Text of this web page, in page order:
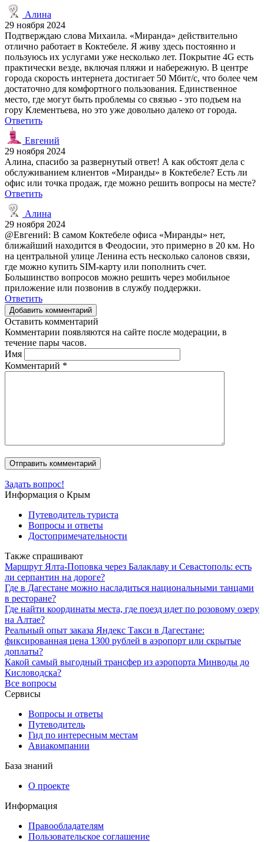
Алина
29 ноября 2024
Подтверждаю слова Михаила. «Миранда» действительно
отлично работает в Коктебеле. Я живу здесь постоянно и
пользуюсь их услугами уже несколько лет. Покрытие 4G есть
практически везде, включая пляжи и набережную. В центре
города скорость интернета достигает 50 Мбит/с, что более чем
достаточно для комфортного пользования. Единственное
место, где могут быть проблемы со связью - это подъем на
гору Клементьева, но это уже довольно далеко от города.
Ответить
Евгений
29 ноября 2024
Алина, спасибо за развернутый ответ! А как обстоят дела с
обслуживанием клиентов «Миранды» в Коктебеле? Есть ли
офис или точка продаж, где можно решить вопросы на месте?
Ответить
Алина
29 ноября 2024
@Евгений: В самом Коктебеле офиса «Миранды» нет,
ближайший находится в Феодосии, это примерно в 20 км. Но
на центральной улице Ленина есть несколько салонов связи,
где можно купить SIM-карту или пополнить счет.
Большинство вопросов можно решить через мобильное
приложение или позвонив в службу поддержки.
Ответить
Добавить комментарий
Оставить комментарий
Комментарии появляются на сайте после модерации, в
течение пары часов.
Имя
Комментарий *
Задать вопрос!
Информация о Крым
Путеводитель туриста
Вопросы и ответы
Достопримечательности
Также спрашивают
Маршрут Ялта-Поповка через Балаклаву и Севастополь: есть
ли серпантин на дороге?
Где в Дагестане можно насладиться национальными танцами
в ресторане?
Где найти координаты места, где поезд идет по розовому озеру
на Алтае?
Реальный опыт заказа Яндекс Такси в Дагестане:
фиксированная цена 1300 рублей в аэропорт или скрытые
доплаты?
Какой самый выгодный трансфер из аэропорта Минводы до
Кисловодска?
Все вопросы
Сервисы
Вопросы и ответы
Путеводитель
Гид по интересным местам
Авиакомпании
База знаний
О проекте
Информация
Правообладателям
Пользовательское соглашение